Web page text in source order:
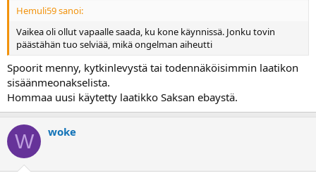
Hemuli59 sanoi:
Vaikea oli ollut vapaalle saada, ku kone käynnissä. Jonku tovin
päästähän tuo selviää, mikä ongelman aiheutti
Spoorit menny, kytkinlevystä tai todennäköisimmin laatikon
sisäänmeonakselista.
Hommaa uusi käytetty laatikko Saksan ebaystä.
W woke